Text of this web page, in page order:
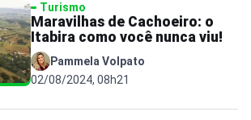
Turismo
Maravilhas de Cachoeiro: o
Itabira como você nunca viu!
Pammela Volpato
02/08/2024, 08h21